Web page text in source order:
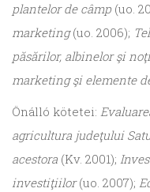
plantelor de câmp (uo.
marketing(uo. 2006);
păsărilor, albinelor şi
marketing şi elemente
Önálló kötetei:
agricultura jude­ţului
acestora (Kv. 2001);
investi­ţiilor(uo. 2007);